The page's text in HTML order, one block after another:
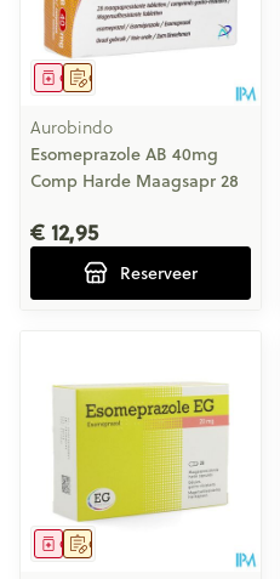
Op voorschrift
Geneesmiddel
Aurobindo
Esomeprazole AB 40mg
Comp Harde Maagsapr 28
€ 12,95
Reserveer
Op voorschrift
Geneesmiddel